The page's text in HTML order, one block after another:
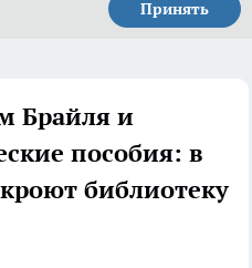
Принять
Брайля и
пособия: в
библиотеку